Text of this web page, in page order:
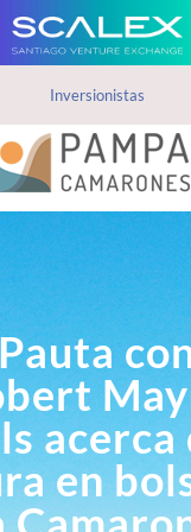
Inversionistas
acerca
en